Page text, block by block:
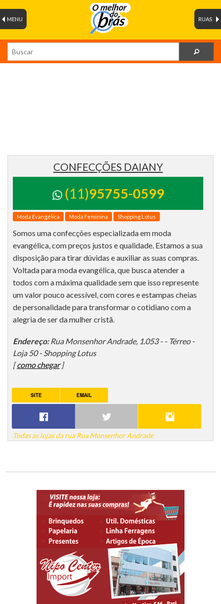
RUAS
MENU
CONFECÇÕES DAIANY
(11)95755-0599
Moda Evangélica Moda Feminina Shopping Lotus
Somos uma confecções especializada em moda
evangélica, com preços justos e qualidade. Estamos a sua
disposição para tirar dúvidas e auxiliar as suas compras.
Voltada para moda evangélica, que busca atender a
todos com a máxima qualidade sem que isso represente
um valor pouco acessível, com cores e estampas cheias
de personalidade para transformar o cotidiano com a
alegria de ser da mulher cristã.
Endereço: Rua Monsenhor Andrade, 1.053 - - Térreo -
Loja 50 - Shopping Lotus
[como chegar]
SITE EMAIL
Todas as lojas da rua Rua Monsenhor Andrade